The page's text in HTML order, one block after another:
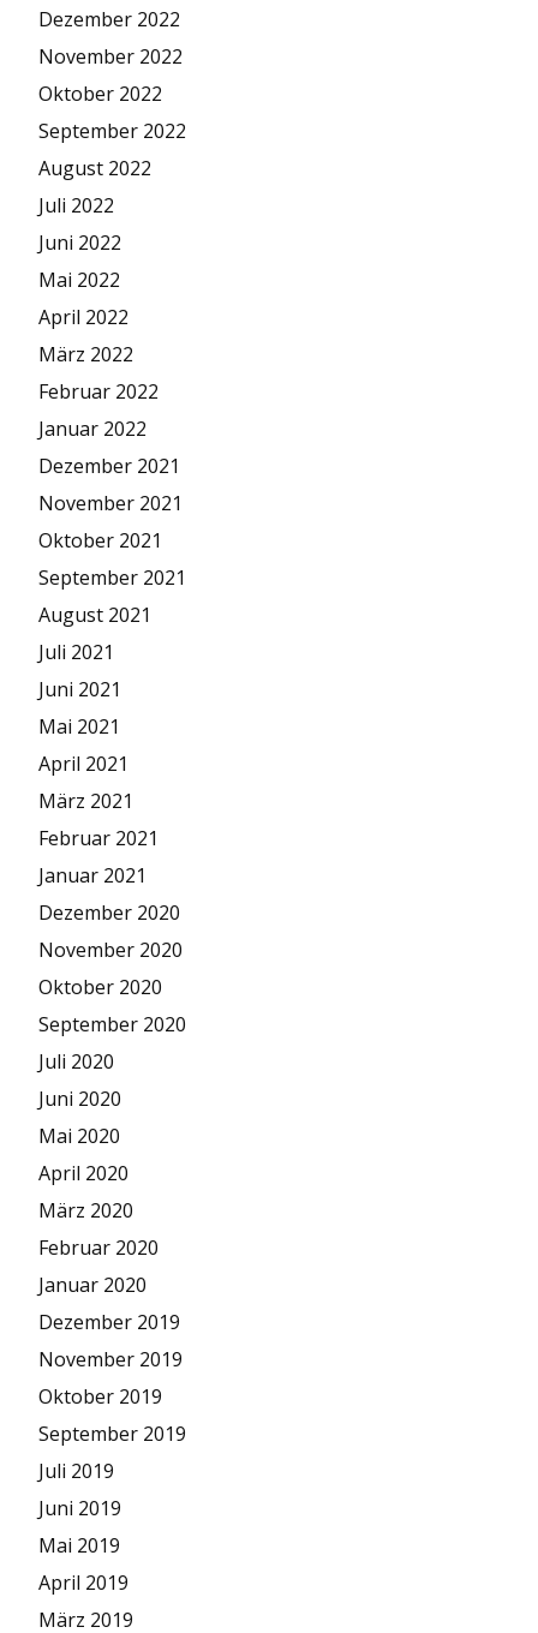
Dezember 2022
November 2022
Oktober 2022
September 2022
August 2022
Juli 2022
Juni 2022
Mai 2022
April 2022
März 2022
Februar 2022
Januar 2022
Dezember 2021
November 2021
Oktober 2021
September 2021
August 2021
Juli 2021
Juni 2021
Mai 2021
April 2021
März 2021
Februar 2021
Januar 2021
Dezember 2020
November 2020
Oktober 2020
September 2020
Juli 2020
Juni 2020
Mai 2020
April 2020
März 2020
Februar 2020
Januar 2020
Dezember 2019
November 2019
Oktober 2019
September 2019
Juli 2019
Juni 2019
Mai 2019
April 2019
März 2019